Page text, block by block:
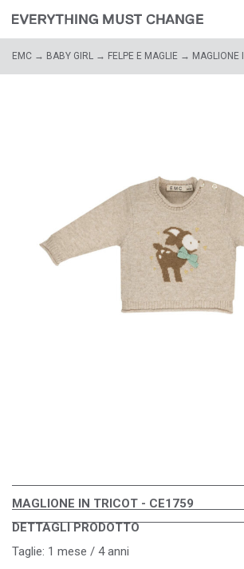
EMC → BABY GIRL → FELPE E MAGLIE → MAGLIONE
MAGLIONE IN TRICOT - CE1759
DETTAGLI PRODOTTO
Taglie: 1 mese / 4 anni